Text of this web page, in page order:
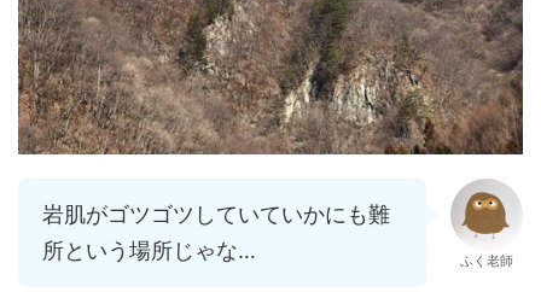
岩肌がゴツゴツしていていかにも難
所という場所じゃな…
ふく老師